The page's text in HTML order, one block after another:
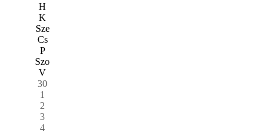
H
K
Sze
Cs
P
Szo
V
30
1
2
3
4